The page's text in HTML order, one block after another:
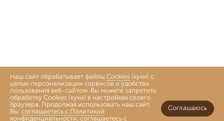
Наш сайт обрабатывает файлы Cookies (куки) с
целью персонализации сервисов и удобства
пользования веб-сайтом. Вы можете запретить
обработку Cookies (куки) в настройках своего
браузера. Продолжая использовать наш сайт,
Вы: соглашаетесь с Политикой
конфиденциальности, соглашаетесь с
Соглашаюсь